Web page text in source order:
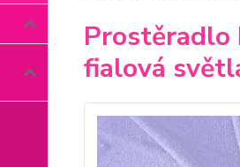
Prostěradlo
fialová